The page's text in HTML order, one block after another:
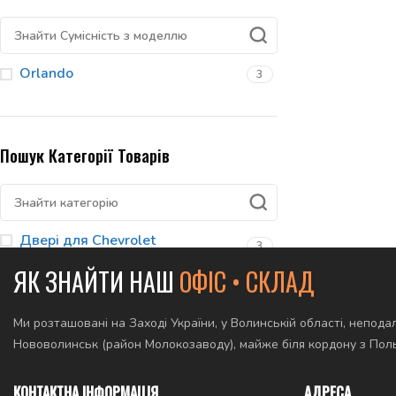
Orlando 3
Пошук Категорії Товарів
Двері для Сhevrolet 3
ЯК ЗНАЙТИ НАШ ОФІС • СКЛАД
Ми розташовані на Заході України, у Волинській області,
Нововолинськ (район Молокозаводу), майже біля кордону з